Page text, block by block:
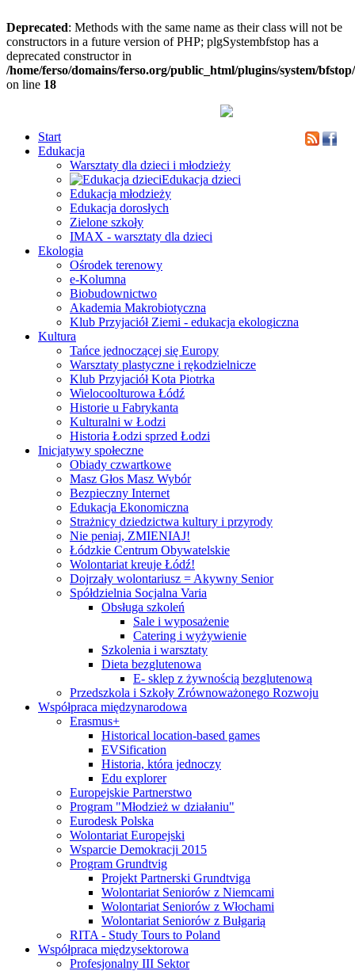
Deprecated: Methods with the same name as their class will not be
constructors in a future version of PHP; plgSystembfstop has a
deprecated constructor in
/home/ferso/domains/ferso.org/public_html/plugins/system/
on line 18
Start
Edukacja
Warsztaty dla dzieci i młodzieży
Edukacja dzieci
Edukacja młodzieży
Edukacja dorosłych
Zielone szkoły
IMAX - warsztaty dla dzieci
Ekologia
Ośrodek terenowy
e-Kolumna
Biobudownictwo
Akademia Makrobiotyczna
Klub Przyjaciół Ziemi - edukacja ekologiczna
Kultura
Tańce jednoczącej się Europy
Warsztaty plastyczne i rękodzielnicze
Klub Przyjaciół Kota Piotrka
Wielocoolturowa Łódź
Historie u Fabrykanta
Kulturalni w Łodzi
Historia Łodzi sprzed Łodzi
Inicjatywy społeczne
Obiady czwartkowe
Masz Głos Masz Wybór
Bezpieczny Internet
Edukacja Ekonomiczna
Strażnicy dziedzictwa kultury i przyrody
Nie peniaj, ZMIENIAJ!
Łódzkie Centrum Obywatelskie
Wolontariat kreuje Łódź!
Dojrzały wolontariusz = Akywny Senior
Spółdzielnia Socjalna Varia
Obsługa szkoleń
Sale i wyposażenie
Catering i wyżywienie
Szkolenia i warsztaty
Dieta bezglutenowa
E- sklep z żywnością bezglutenową
Przedszkola i Szkoły Zrównoważonego Rozwoju
Współpraca międzynarodowa
Erasmus+
Historical location-based games
EVSification
Historia, która jednoczy
Edu explorer
Europejskie Partnerstwo
Program "Młodzież w działaniu"
Eurodesk Polska
Wolontariat Europejski
Wsparcie Demokracji 2015
Program Grundtvig
Projekt Partnerski Grundtviga
Wolontariat Seniorów z Niemcami
Wolontariat Seniorów z Włochami
Wolontariat Seniorów z Bułgarią
RITA - Study Tours to Poland
Współpraca międzysektorowa
Profesjonalny III Sektor